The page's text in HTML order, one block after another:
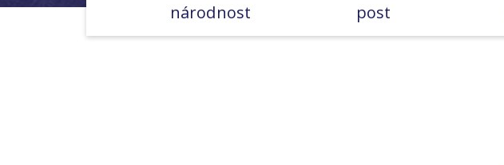
národnost post